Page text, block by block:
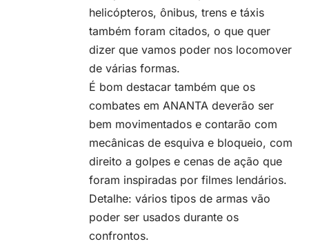
helicópteros, ônibus, trens e táxis
também foram citados, o que quer
dizer que vamos poder nos locomover
de várias formas.
É bom destacar também que os
combates em ANANTA deverão ser
bem movimentados e contarão com
mecânicas de esquiva e bloqueio, com
direito a golpes e cenas de ação que
foram inspiradas por filmes lendários.
Detalhe: vários tipos de armas vão
poder ser usados durante os
confrontos.